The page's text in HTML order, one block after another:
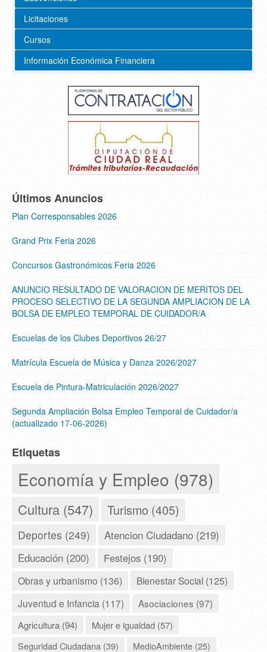
Licitaciones
Cursos
Información Económica Financiera
Últimos Anuncios
Plan Corresponsables 2026
Grand Prix Feria 2026
Concursos Gastronómicos Feria 2026
ANUNCIO RESULTADO DE VALORACION DE MERITOS DEL
PROCESO SELECTIVO DE LA SEGUNDA AMPLIACION DE LA
BOLSA DE EMPLEO TEMPORAL DE CUIDADOR/A
Escuelas de los Clubes Deportivos 26/27
Matrícula Escuela de Música y Danza 2026/2027
Escuela de Pintura-Matriculación 2026/2027
Segunda Ampliación Bolsa Empleo Temporal de Cuidador/a
(actualizado 17-06-2026)
Etiquetas
Economía y Empleo (978)
Cultura (547) Turismo (405)
Deportes (249) Atencion Ciudadano (219)
Educación (200) Festejos (190)
Obras y urbanismo (136)
Bienestar Social (125)
Juventud e Infancia (117)
Asociaciones (97)
Agricultura (94)
Mujer e igualdad (57)
Seguridad Ciudadana (39)
MedioAmbiente (25)